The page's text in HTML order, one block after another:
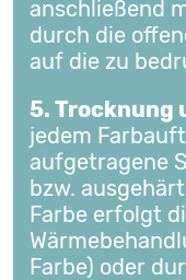
anschließend
durch die
auf die zu
5. Trocknung
jedem
aufgetragene
bzw.
Farbe erfolgt
Farbe) oder